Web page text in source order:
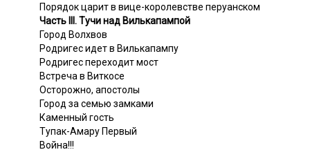
Порядок царит в вице-королевстве перуанском
Часть III. Тучи над Вилькапампой
Город Волхвов
Родригес идет в Вилькапампу
Родригес переходит мост
Встреча в Виткосе
Осторожно, апостолы
Город за семью замками
Каменный гость
Тупак-Амару Первый
Война!!!